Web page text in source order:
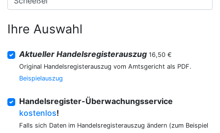
Ihre Auswahl
Aktueller Handelsregisterauszug 16,50 €
Original Handelsregisterauszug vom Amtsgericht als PDF.
Beispielauszug
Handelsregister-Überwachungsservice
kostenlos!
Falls sich Daten im Handelsregisterauszug ändern (zum Beispiel